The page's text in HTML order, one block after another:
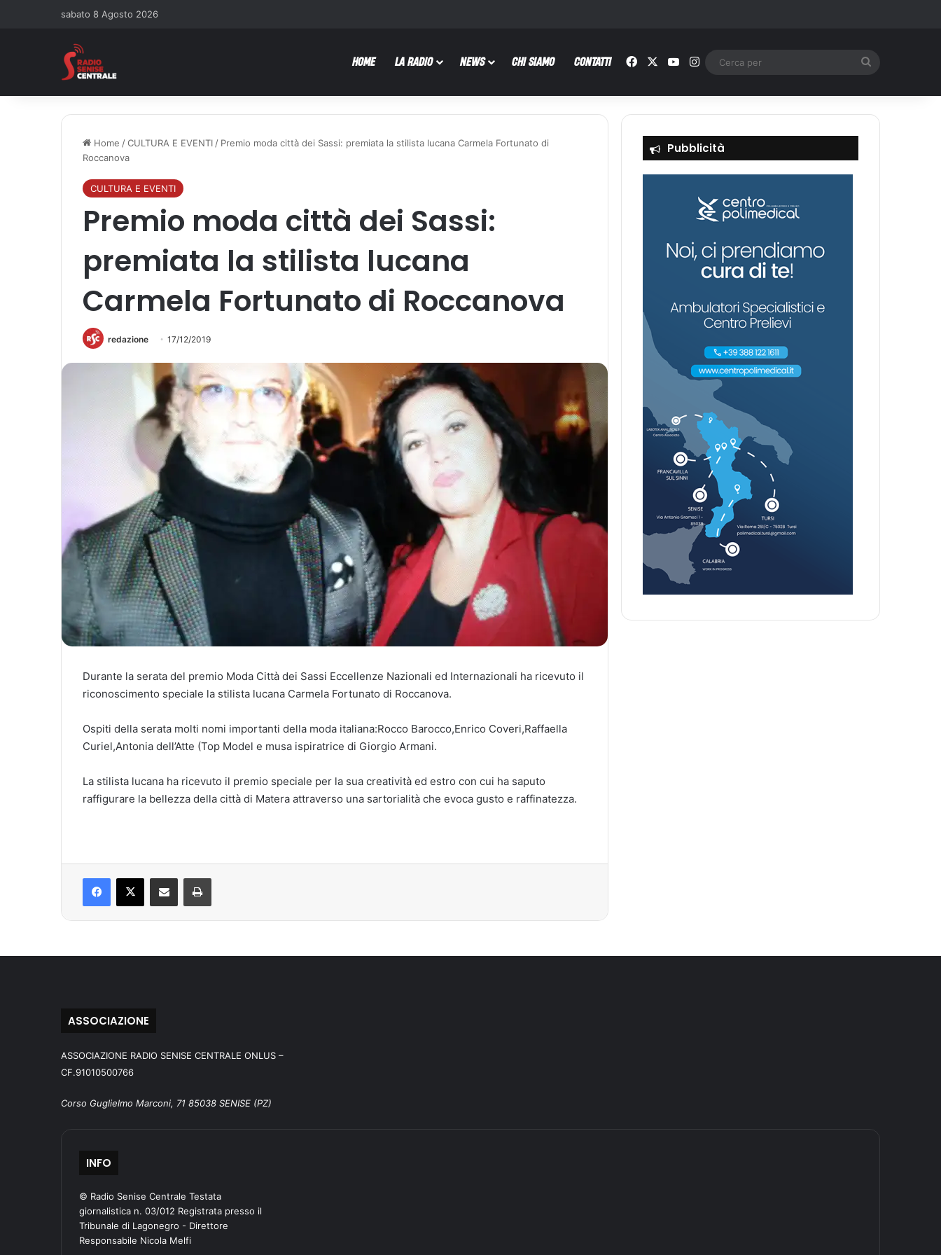
sabato 8 Agosto 2026
HOME LA RADIO NEWS CHI SIAMO CONTATTI Facebook You TubeInstagram
Home /CULTURA E EVENTI / Premio moda città dei Sassi: premiata la stilista lucana Carmela Fortunato di
Roccanova
CULTURA E EVENTI
Premio moda città dei Sassi:
premiata la stilista lucana
Carmela Fortunato di Roccanova
redazione 17/12/2019
Durante la serata del premio Moda Città dei Sassi Eccellenze Nazionali ed Internazionali ha ricevuto il
riconoscimento speciale la stilista lucana Carmela Fortunato di Roccanova.
Ospiti della serata molti nomi importanti della moda italiana:Rocco Barocco,Enrico Coveri,Raffaella
Curiel,Antonia dell’Atte (Top Model e musa ispiratrice di Giorgio Armani.
La stilista lucana ha ricevuto il premio speciale per la sua creatività ed estro con cui ha saputo
raffigurare la bellezza della città di Matera attraverso una sartorialità che evoca gusto e raffinatezza.
Pubblicità
ASSOCIAZIONE
ASSOCIAZIONE RADIO SENISE CENTRALE ONLUS –
CF.91010500766
Corso Guglielmo Marconi, 71 85038 SENISE (PZ)
INFO
© Radio Senise Centrale Testata
giornalistica n. 03/012 Registrata presso il
Tribunale di Lagonegro - Direttore
Responsabile Nicola Melfi